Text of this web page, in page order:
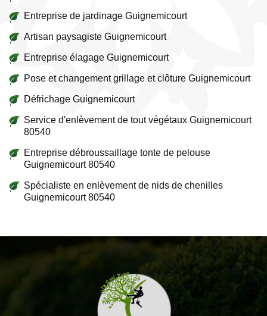
Entreprise de jardinage Guignemicourt
Artisan paysagiste Guignemicourt
Entreprise élagage Guignemicourt
Pose et changement grillage et clôture Guignemicourt
Défrichage Guignemicourt
Service d'enlèvement de tout végétaux Guignemicourt
80540
Entreprise débroussaillage tonte de pelouse
Guignemicourt 80540
Spécialiste en enlèvement de nids de chenilles
Guignemicourt 80540